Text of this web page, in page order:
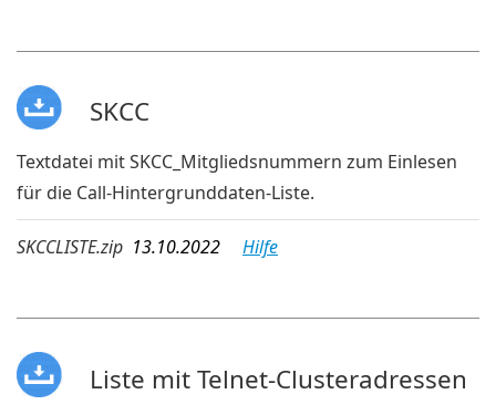
SKCC
Textdatei mit SKCC_Mitgliedsnummern zum Einlesen
für die Call-Hintergrunddaten-Liste.
SKCCLISTE.zip 13.10.2022 Hilfe
Liste mit Telnet-Clusteradressen